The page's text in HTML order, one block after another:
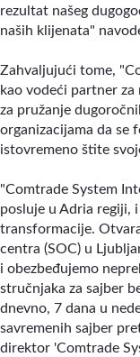
rezultat našeg
naših klijenata"
Zahvaljujući tome,
kao vodeći partner
za pružanje
organizacijama da se
istovremeno štite
"Comtrade System
posluje u Adria regiji,
transformacije.
centra (SOC) u
i obezbeđujemo
stručnjaka za sajber
dnevno, 7 dana u
savremenih sajber
direktor 'Comtrade